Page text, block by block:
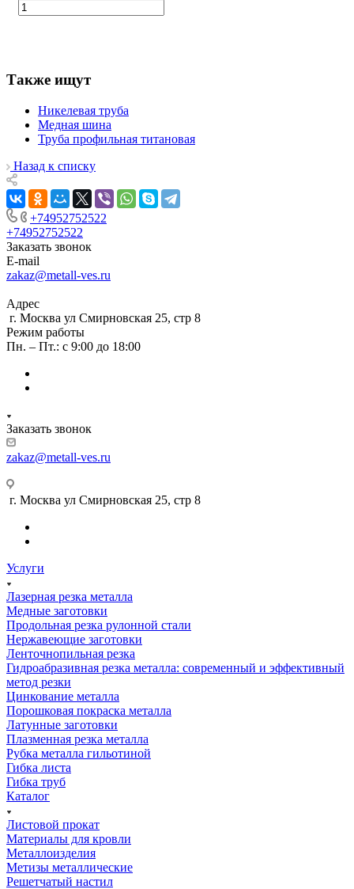
Также ищут
Никелевая труба
Медная шина
Труба профильная титановая
Назад к списку
+74952752522
+74952752522
Заказать звонок
E-mail
zakaz@metall-ves.ru
Адрес
г. Москва ул Смирновская 25, стр 8
Режим работы
Пн. – Пт.: с 9:00 до 18:00
Заказать звонок
zakaz@metall-ves.ru
г. Москва ул Смирновская 25, стр 8
Услуги
Лазерная резка металла
Медные заготовки
Продольная резка рулонной стали
Нержавеющие заготовки
Ленточнопильная резка
Гидроабразивная резка металла: современный и эффективный
метод резки
Цинкование металла
Порошковая покраска металла
Латунные заготовки
Плазменная резка металла
Рубка металла гильотиной
Гибка листа
Гибка труб
Каталог
Листовой прокат
Материалы для кровли
Металлоизделия
Метизы металлические
Решетчатый настил